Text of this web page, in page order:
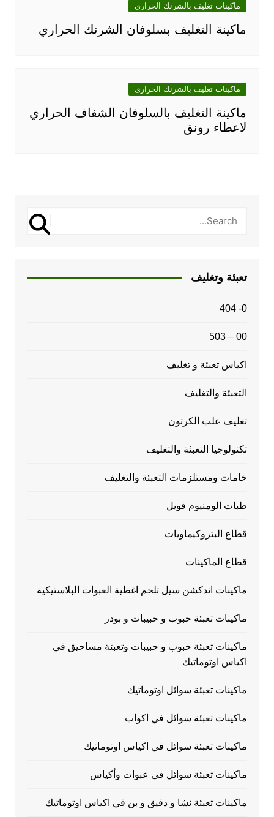
ماكينات تغليف بالشرنك الحرارى
ماكينة التغليف بسلوفان الشرنك الحراري
ماكينات تغليف بالشرنك الحرارى
ماكينة التغليف بالسلوفان الشفاف الحراري
لاعطاء رونق
تعبئة وتغليف
0- 404
00 – 503
اكياس تعبئة و تغليف
التعبئة والتغليف
تغليف علب الكرتون
تكنولوجيا التعبئة والتغليف
خامات ومستلزمات التعبئة والتغليف
طبات الومنيوم فويل
قطاع البتروكيماويات
قطاع الماكينات
ماكينات اندكشن سيل تلحم اغطية العبوات البلاستيكية
ماكينات تعبئة حبوب و حبيبات و بودر
ماكينات تعبئة حبوب و حبيبات وتعبئة مساحيق في
اكياس اوتوماتيك
ماكينات تعبئة سوائل اوتوماتيك
ماكينات تعبئة سوائل في اكواب
ماكينات تعبئة سوائل في اكياس اوتوماتيك
ماكينات تعبئة سوائل في عبوات وأكياس
ماكينات تعبئة نشا و دقيق و بن في اكياس اوتوماتيك